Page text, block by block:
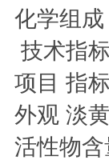
化学组
技术指
项目 指
外观 淡
活性物